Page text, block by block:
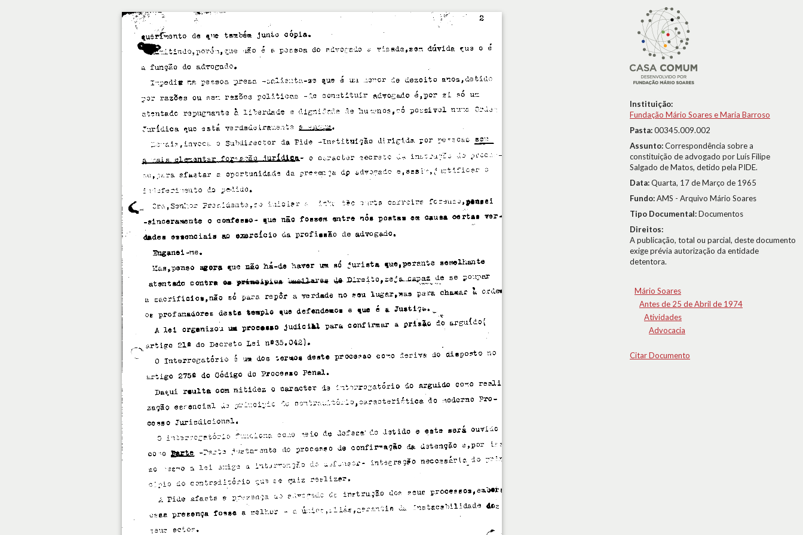
Instituição:
Fundação Mário Soares e Maria Barroso
Pasta:00345.009.002
Assunto:Correspondência sobre a
constituição de advogado por Luís Filipe
Salgado de Matos, detido pela PIDE.
Data:Quarta, 17 de Março de 1965
Fundo:AMS - Arquivo Mário Soares
Tipo Documental:Documentos
Direitos:
A publicação, total ou parcial, deste documento
exige prévia autorização da entidade
detentora.
Mário Soares
Antes de 25 de Abril de 1974
Atividades
Advocacia
Citar Documento